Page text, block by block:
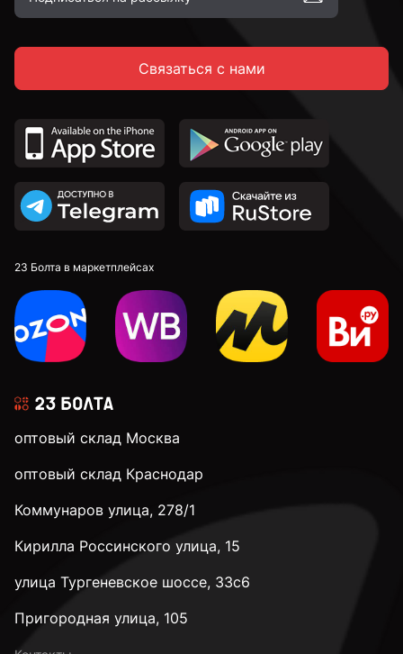
Связаться с нами
23 Болта в маркетплейсах
оптовый склад Москва
оптовый склад Краснодар
Коммунаров улица, 278/1
Кирилла Россинского улица, 15
улица Тургеневское шоссе, 33с6
Пригородная улица, 105